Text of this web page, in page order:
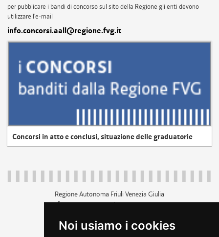
Noi usiamo i cookies
per pubblicare i bandi di concorso sul sito della Regione gli enti devono
utilizzare l'e-mail
info.concorsi.aall@regione.fvg.it
Concorsi in atto e conclusi, situazione delle graduatorie
Regione Autonoma Friuli Venezia Giulia
c.f. 80014930327; p.iva 00526040324
+39 040 3771111